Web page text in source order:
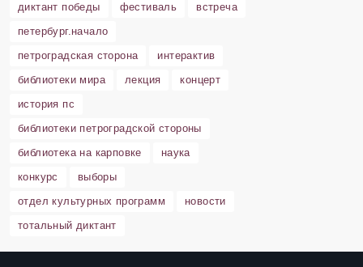
диктант победы
фестиваль
встреча
петербург.начало
петроградская сторона
интерактив
библиотеки мира
лекция
концерт
история пс
библиотеки петроградской стороны
библиотека на карповке
наука
конкурс
выборы
отдел культурных программ
новости
тотальный диктант